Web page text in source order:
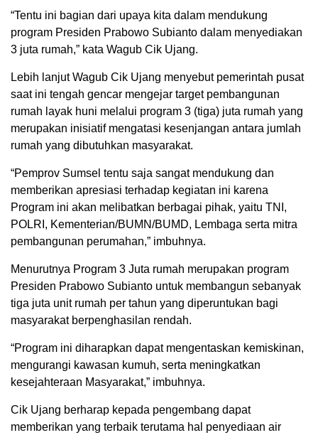
“Tentu ini bagian dari upaya kita dalam mendukung
program Presiden Prabowo Subianto dalam menyediakan
3 juta rumah,” kata Wagub Cik Ujang.
Lebih lanjut Wagub Cik Ujang menyebut pemerintah pusat
saat ini tengah gencar mengejar target pembangunan
rumah layak huni melalui program 3 (tiga) juta rumah yang
merupakan inisiatif mengatasi kesenjangan antara jumlah
rumah yang dibutuhkan masyarakat.
“Pemprov Sumsel tentu saja sangat mendukung dan
memberikan apresiasi terhadap kegiatan ini karena
Program ini akan melibatkan berbagai pihak, yaitu TNI,
POLRI, Kementerian/BUMN/BUMD, Lembaga serta mitra
pembangunan perumahan,” imbuhnya.
Menurutnya Program 3 Juta rumah merupakan program
Presiden Prabowo Subianto untuk membangun sebanyak
tiga juta unit rumah per tahun yang diperuntukan bagi
masyarakat berpenghasilan rendah.
“Program ini diharapkan dapat mengentaskan kemiskinan,
mengurangi kawasan kumuh, serta meningkatkan
kesejahteraan Masyarakat,” imbuhnya.
Cik Ujang berharap kepada pengembang dapat
memberikan yang terbaik terutama hal penyediaan air